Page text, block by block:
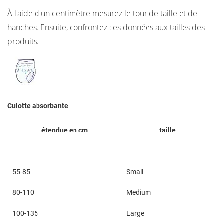
À l'aide d'un centimètre mesurez le tour de taille et de
hanches. Ensuite, confrontez ces données aux tailles des
produits.
Culotte absorbante
étendue en cm taille
55-85 Small
80-110 Medium
100-135 Large